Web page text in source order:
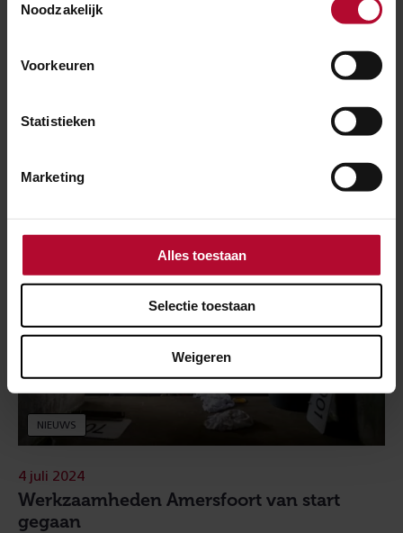
Noodzakelijk
Voorkeuren
Statistieken
Marketing
Alles toestaan
Selectie toestaan
Weigeren
Opsporingsteams paraat: mogelijk
NIEUWS
Werkzaamheden Amersfoort van start
gegaan
4 juli 2024